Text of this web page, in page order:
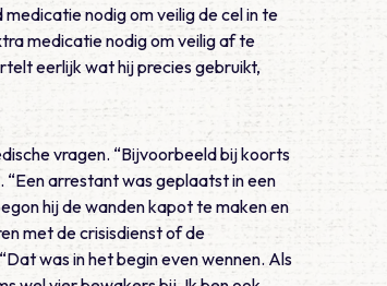
nodig om veilig de cel in te
medicatie nodig om veilig af te
eerlijk wat hij precies gebruikt,
vragen. “Bijvoorbeeld bij koorts
“Een arrestant was geplaatst in een
hij de wanden kapot te maken en
met de crisisdienst of de
was in het begin even wennen. Als